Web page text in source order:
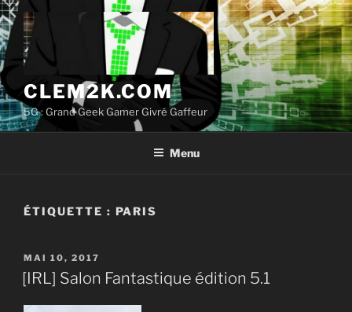
Aller
au
contenu
principal
CLEM2K.COM
5G : Grand Geek Gamer Givré Gaffeur
Menu
ÉTIQUETTE : PARIS
PUBLIÉ
LE
MAI 10, 2017
[IRL] Salon Fantastique édition 5.1